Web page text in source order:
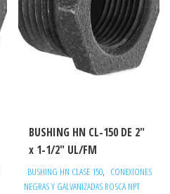
BUSHING HN CL-150 DE 2″
x 1-1/2″ UL/FM
BUSHING HN CLASE 150, CONEXIONES
NEGRAS Y GALVANIZADAS ROSCA NPT